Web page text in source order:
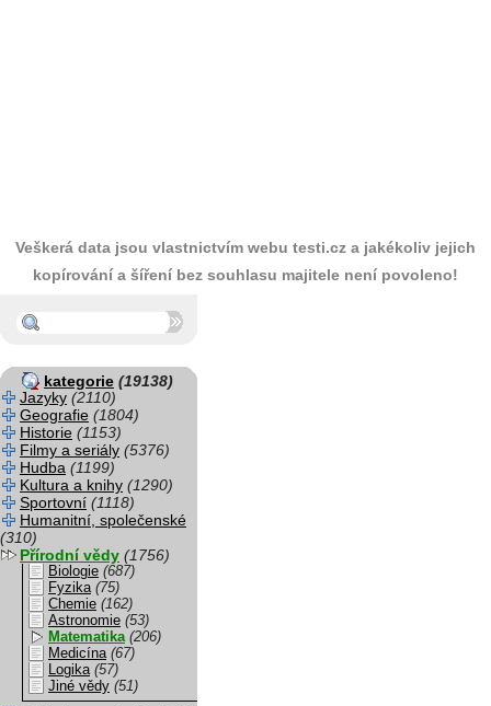
Veškerá data jsou vlastnictvím webu testi.cz a jakékoliv jejich
kopírování a šíření bez souhlasu majitele není povoleno!
kategorie (19138)
Jazyky (2110)
Geografie (1804)
Historie (1153)
Filmy a seriály (5376)
Hudba (1199)
Kultura a knihy (1290)
Sportovní (1118)
Humanitní, společenské
(310)
Přírodní vědy (1756)
Biologie (687)
Fyzika (75)
Chemie (162)
Astronomie (53)
Matematika (206)
Medicína (67)
Logika (57)
Jiné vědy (51)